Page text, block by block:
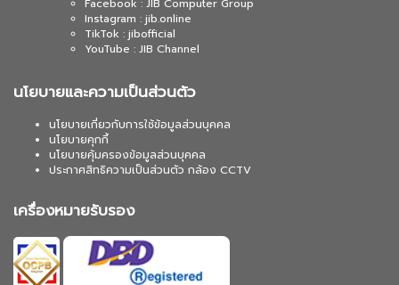
Facebook : JIB Computer Group
Instagram : jib.online
TikTok : jibofficial
YouTube : JIB Channel
นโยบายและความเป็นส่วนตัว
นโยบายเกี่ยวกับการใช้ข้อมูลส่วนบุคคล
นโยบายคุกกี้
นโยบายคุ้มครองข้อมูลส่วนบุคคล
ประกาศสิทธิความเป็นส่วนตัว กล้อง CCTV
เครื่องหมายรับรอง